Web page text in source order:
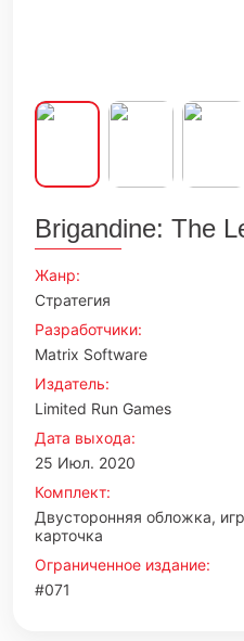
Brigandine: The
Жанр:
Стратегия
Разработчики:
Matrix Software
Издатель:
Limited Run Games
Дата выхода:
25 Июл. 2020
Комплект:
Двусторонняя обложка,
карточка
Ограниченное издание:
#071